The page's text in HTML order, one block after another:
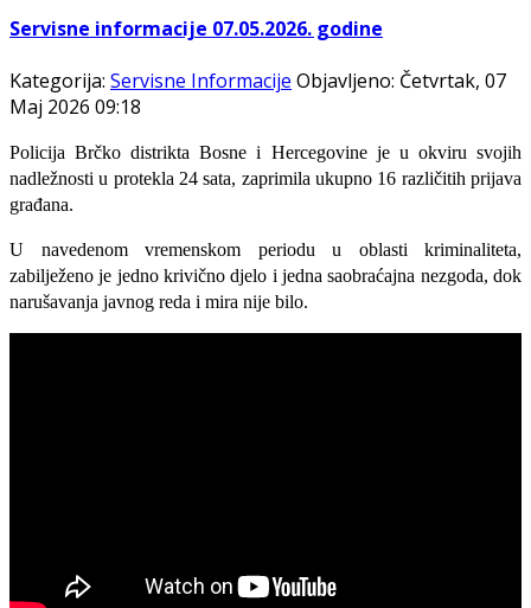
Servisne informacije 07.05.2026. godine
Kategorija: Servisne Informacije Objavljeno: Četvrtak, 07
Maj 2026 09:18
Policija Brčko distrikta Bosne i Hercegovine je u okviru svojih
nadležnosti u protekla 24 sata, zaprimila ukupno 16 različitih prijava
građana.
U navedenom vremenskom periodu u oblasti kriminaliteta,
zabilježeno je jedno krivično djelo i jedna saobraćajna nezgoda, dok
narušavanja javnog reda i mira nije bilo.